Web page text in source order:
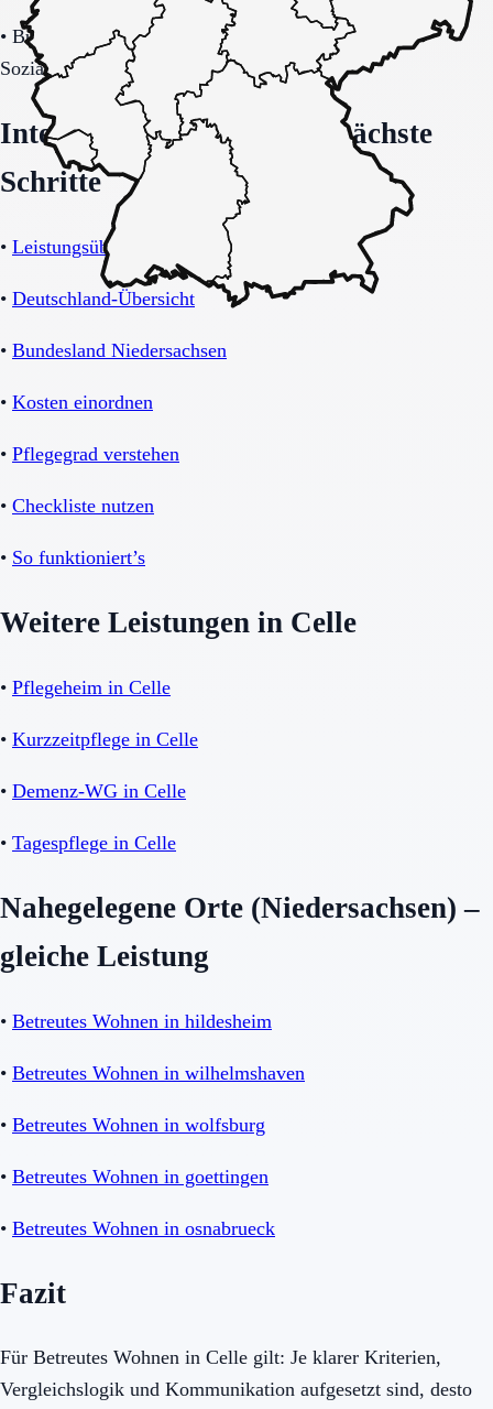
• Budget-/Kostenträgerrahmen (privat, Pflegekasse,
Sozialhilfe möglich).
Interne Orientierung und nächste
Schritte
• Leistungsübersicht Betreutes Wohnen
• Deutschland-Übersicht
• Bundesland Niedersachsen
• Kosten einordnen
• Pflegegrad verstehen
• Checkliste nutzen
• So funktioniert’s
Weitere Leistungen in Celle
• Pflegeheim in Celle
• Kurzzeitpflege in Celle
• Demenz-WG in Celle
• Tagespflege in Celle
Nahegelegene Orte (Niedersachsen) –
gleiche Leistung
• Betreutes Wohnen in hildesheim
• Betreutes Wohnen in wilhelmshaven
• Betreutes Wohnen in wolfsburg
• Betreutes Wohnen in goettingen
• Betreutes Wohnen in osnabrueck
Fazit
Für Betreutes Wohnen in Celle gilt: Je klarer Kriterien,
Vergleichslogik und Kommunikation aufgesetzt sind, desto